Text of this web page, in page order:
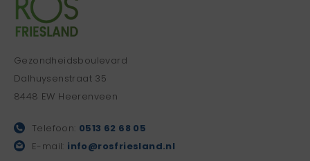
Gezondheidsboulevard
Dalhuysenstraat 35
8448 EW Heerenveen
Telefoon: 0513 62 68 05
E-mail: info@rosfriesland.nl